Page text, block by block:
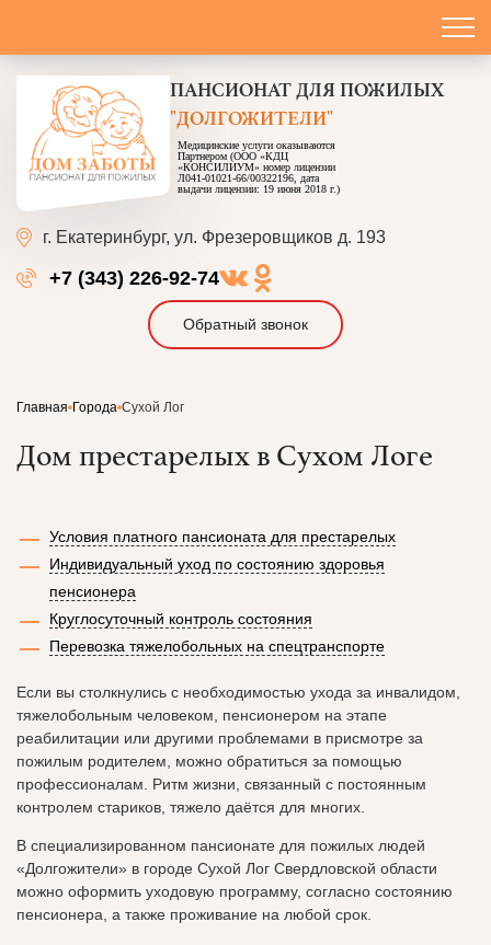
ПАНСИОНАТ ДЛЯ ПОЖИЛЫХ
"ДОЛГОЖИТЕЛИ"
Медицинские услуги оказываются
Партнером (ООО «КДЦ
«КОНСИЛИУМ» номер лицензии
Л041-01021-66/00322196, дата
выдачи лицензии: 19 июня 2018 г.)
г. Екатеринбург, ул. Фрезеровщиков д. 193
+7 (343) 226-92-74
Обратный звонок
Главная Города Сухой Лог
Дом престарелых в Сухом Логе
Условия платного пансионата для престарелых
Индивидуальный уход по состоянию здоровья
пенсионера
Круглосуточный контроль состояния
Перевозка тяжелобольных на спецтранспорте
Если вы столкнулись с необходимостью ухода за инвалидом,
тяжелобольным человеком, пенсионером на этапе
реабилитации или другими проблемами в присмотре за
пожилым родителем, можно обратиться за помощью
профессионалам. Ритм жизни, связанный с постоянным
контролем стариков, тяжело даётся для многих.
В специализированном пансионате для пожилых людей
«Долгожители» в городе Сухой Лог Свердловской области
можно оформить уходовую программу, согласно состоянию
пенсионера, а также проживание на любой срок.